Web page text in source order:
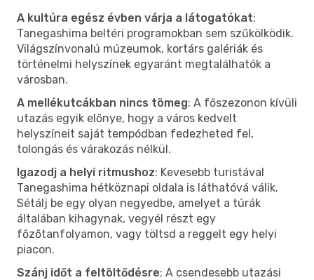
A kultúra egész évben várja a látogatókat:
Tanegashima beltéri programokban sem szűkölködik.
Világszínvonalú múzeumok, kortárs galériák és
történelmi helyszínek egyaránt megtalálhatók a
városban.
A mellékutcákban nincs tömeg: A főszezonon kívüli
utazás egyik előnye, hogy a város kedvelt
helyszíneit saját tempódban fedezheted fel,
tolongás és várakozás nélkül.
Igazodj a helyi ritmushoz: Kevesebb turistával
Tanegashima hétköznapi oldala is láthatóvá válik.
Sétálj be egy olyan negyedbe, amelyet a túrák
általában kihagynak, vegyél részt egy
főzőtanfolyamon, vagy töltsd a reggelt egy helyi
piacon.
Szánj időt a feltöltődésre: A csendesebb utazási